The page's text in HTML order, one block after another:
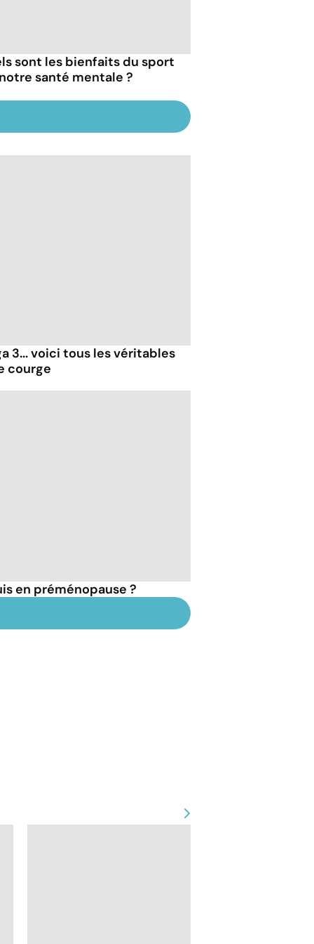
sont les bienfaits du sport
santé mentale ?
3... voici tous les véritables
courge
en préménopause ?